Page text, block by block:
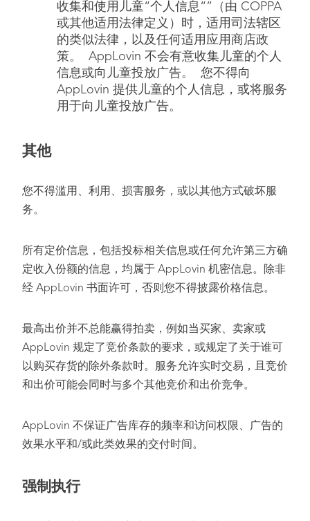
收集和使用儿童“个人信息“”（由 COPPA
或其他适用法律定义）时，适用司法辖区
的类似法律，以及任何适用应用商店政
策。 AppLovin 不会有意收集儿童的个人
信息或向儿童投放广告。 您不得向
AppLovin 提供儿童的个人信息，或将服务
用于向儿童投放广告。
其他
您不得滥用、利用、损害服务，或以其他方式破坏服
务。
所有定价信息，包括投标相关信息或任何允许第三方确
定收入份额的信息，均属于 AppLovin 机密信息。除非
经 AppLovin 书面许可，否则您不得披露价格信息。
最高出价并不总能赢得拍卖，例如当买家、卖家或
AppLovin 规定了竞价条款的要求，或规定了关于谁可
以购买存货的除外条款时。服务允许实时交易，且竞价
和出价可能会同时与多个其他竞价和出价竞争。
AppLovin 不保证广告库存的频率和访问权限、广告的
效果水平和/或此类效果的交付时间。
强制执行